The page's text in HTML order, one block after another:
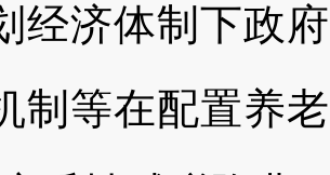
经济体制下政
制等在配置养